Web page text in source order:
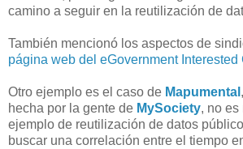
camino a seguir en la reutilización de
También mencionó los aspectos de
página web del eGovernment Interested
Otro ejemplo es el caso de Mapumental
hecha por la gente de MySociety, no es
ejemplo de reutilización de datos
buscar una correlación entre el tiempo